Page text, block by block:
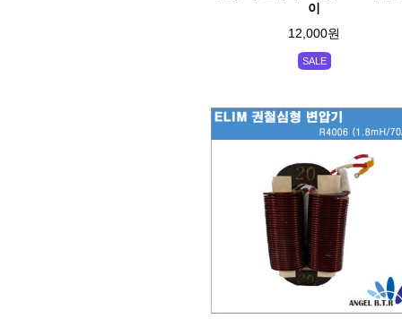
이
12,000원
SALE